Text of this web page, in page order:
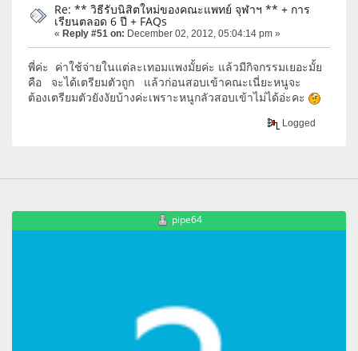
Re: ** วิธีรับนิสิตใหม่ของคณะแพทย์ จุฬาฯ ** + การ
เรียนตลอด 6 ปี + FAQs
« Reply #51 on: December 02, 2012, 05:04:14 pm »
พี่ค่ะ ค่าใช้จ่ายในแต่ละเทอมแพงมั้ยค่ะ แล้วมีกิจกรรมเยอะมั้ย
คือ จะได้เตรียมตัวถูก แล้วก่อนสอบเข้าคณะเนี่ยะหนูจะ
ต้องเตรียมตัวยังงัยบ้างค่ะเพราะหนูกลัวสอบเข้าไม่ได้อ่ะคะ
Logged
pipe64